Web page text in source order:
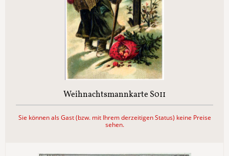
Weihnachtsmannkarte S011
Sie können als Gast (bzw. mit Ihrem derzeitigen Status) keine Preise
sehen.